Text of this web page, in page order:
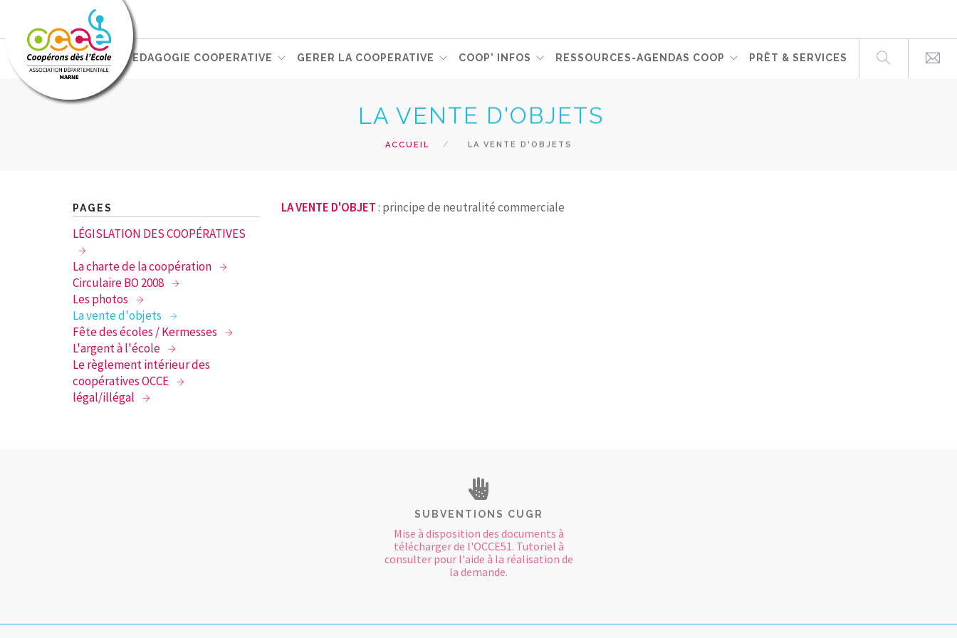
VOTRE AD51 PEDAGOGIE COOPERATIVE GERER LA COOPERATIVE COOP' INFOS RESSOURCES-AGENDAS COOP PRÊT & SERVICES
LA VENTE D'OBJETS
ACCUEIL LA VENTE D'OBJETS
PAGES
LÉGISLATION DES COOPÉRATIVES
La charte de la coopération
Circulaire BO 2008
Les photos
La vente d'objets
Fête des écoles / Kermesses
L'argent à l'école
Le règlement intérieur des
coopératives OCCE
légal/illégal
LA VENTE D'OBJET: principe de neutralité commerciale
SUBVENTIONS CUGR
Mise à disposition des documents à
télécharger de l'OCCE51. Tutoriel à
consulter pour l'aide à la réalisation de
la demande.